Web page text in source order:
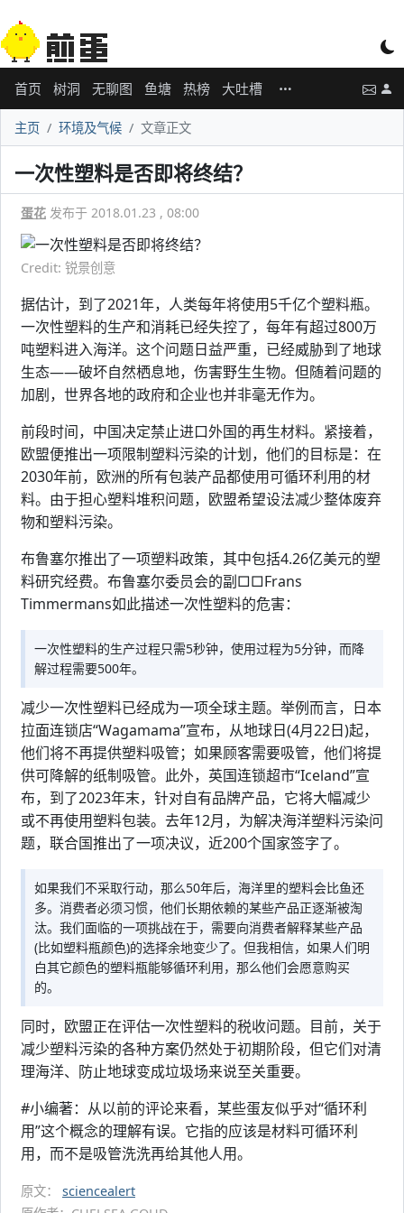
首页 树洞 无聊图 鱼塘 热榜 大吐槽
主页 环境及气候 文章正文
一次性塑料是否即将终结？
蛋花 发布于 2018.01.23 , 08:00
Credit: 锐景创意
据估计，到了2021年，人类每年将使用5千亿个塑料瓶。
一次性塑料的生产和消耗已经失控了，每年有超过800万
吨塑料进入海洋。这个问题日益严重，已经威胁到了地球
生态——破坏自然栖息地，伤害野生生物。但随着问题的
加剧，世界各地的政府和企业也并非毫无作为。
前段时间，中国决定禁止进口外国的再生材料。紧接着，
欧盟便推出一项限制塑料污染的计划，他们的目标是：在
2030年前，欧洲的所有包装产品都使用可循环利用的材
料。由于担心塑料堆积问题，欧盟希望设法减少整体废弃
物和塑料污染。
布鲁塞尔推出了一项塑料政策，其中包括4.26亿美元的塑
料研究经费。布鲁塞尔委员会的副□□Frans
Timmermans如此描述一次性塑料的危害：
一次性塑料的生产过程只需5秒钟，使用过程为5分钟，而降
解过程需要500年。
减少一次性塑料已经成为一项全球主题。举例而言，日本
拉面连锁店“Wagamama”宣布，从地球日(4月22日)起，
他们将不再提供塑料吸管；如果顾客需要吸管，他们将提
供可降解的纸制吸管。此外，英国连锁超市“Iceland”宣
布，到了2023年末，针对自有品牌产品，它将大幅减少
或不再使用塑料包装。去年12月，为解决海洋塑料污染问
题，联合国推出了一项决议，近200个国家签字了。
如果我们不采取行动，那么50年后，海洋里的塑料会比鱼还
多。消费者必须习惯，他们长期依赖的某些产品正逐渐被淘
汰。我们面临的一项挑战在于，需要向消费者解释某些产品
(比如塑料瓶颜色)的选择余地变少了。但我相信，如果人们明
白其它颜色的塑料瓶能够循环利用，那么他们会愿意购买
的。
同时，欧盟正在评估一次性塑料的税收问题。目前，关于
减少塑料污染的各种方案仍然处于初期阶段，但它们对清
理海洋、防止地球变成垃圾场来说至关重要。
#小编著：从以前的评论来看，某些蛋友似乎对“循环利
用”这个概念的理解有误。它指的应该是材料可循环利
用，而不是吸管洗洗再给其他人用。
原文： sciencealert